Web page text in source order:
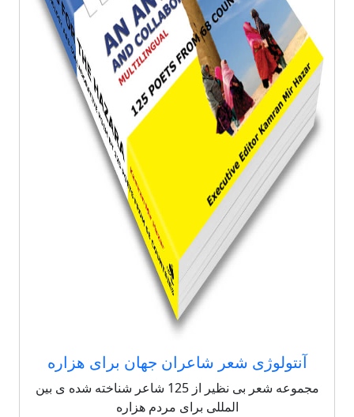
آنتولوژی شعر شاعران جهان برای هزاره
مجموعه شعر بی نظیر از 125 شاعر شناخته شده ی بین
المللی برای مردم هزاره